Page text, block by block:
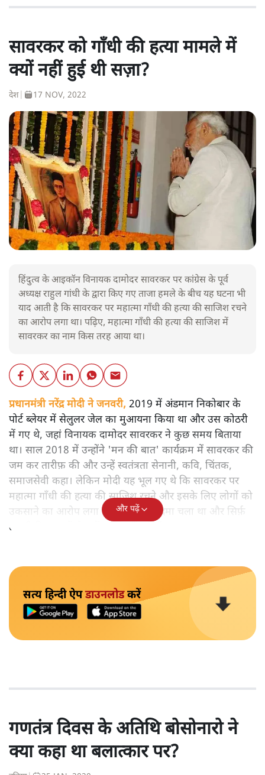
सावरकर को गाँधी की हत्या मामले में
क्यों नहीं हुई थी सज़ा?
देश 17 NOV, 2022
हिंदुत्व के आइकॉन विनायक दामोदर सावरकर पर कांग्रेस के पूर्व
अध्यक्ष राहुल गांधी के द्वारा किए गए ताजा हमले के बीच यह घटना भी
याद आती है कि सावरकर पर महात्मा गाँधी की हत्या की साजिश रचने
का आरोप लगा था। पढ़िए, महात्मा गाँधी की हत्या की साजिश में
सावरकर का नाम किस तरह आया था।
प्रधानमंत्री नरेंद्र मोदी ने जनवरी, 2019 में अंडमान निकोबार के
पोर्ट ब्लेयर में सेलुलर जेल का मुआयना किया था और उस कोठरी
में गए थे, जहां विनायक दामोदर सावरकर ने कुछ समय बिताया
था। साल 2018 में उन्होंने 'मन की बात' कार्यक्रम में सावरकर की
जम कर तारीफ़ की और उन्हें स्वतंत्रता सेनानी, कवि, चिंतक,
समाजसेवी कहा। लेकिन मोदी यह भूल गए थे कि सावरकर पर
महात्मा गाँधी की हत्या की साजिश रचने और इसके लिए लोगों को
उकसाने का आरोप लगा था, उन पर मुक़दमा चला था और सिर्फ़
तकनीकी कारणों से उन्हें सज़ा नहीं हुई थी।
और पढ़ें
सत्य हिन्दी ऐपडाउनलोडकरें
गणतंत्र दिवस के अतिथि बोसोनारो ने
क्या कहा था बलात्कार पर?